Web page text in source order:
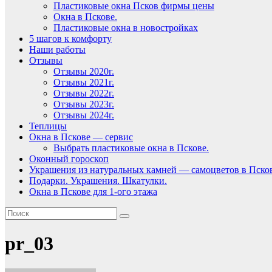
Пластиковые окна Псков фирмы цены
Окна в Пскове.
Пластиковые окна в новостройках
5 шагов к комфорту
Наши работы
Отзывы
Отзывы 2020г.
Отзывы 2021г.
Отзывы 2022г.
Отзывы 2023г.
Отзывы 2024г.
Теплицы
Окна в Пскове — сервис
Выбрать пластиковые окна в Пскове.
Оконный гороскоп
Украшения из натуральных камней — самоцветов в
Подарки. Украшения. Шкатулки.
Окна в Пскове для 1-ого этажа
pr_03